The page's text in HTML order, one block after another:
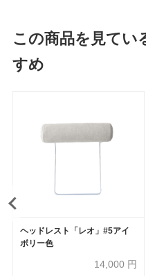
この商品を見てい
すめ
ヘッドレスト「レオ」#5アイ
ボリー色
14,000 円